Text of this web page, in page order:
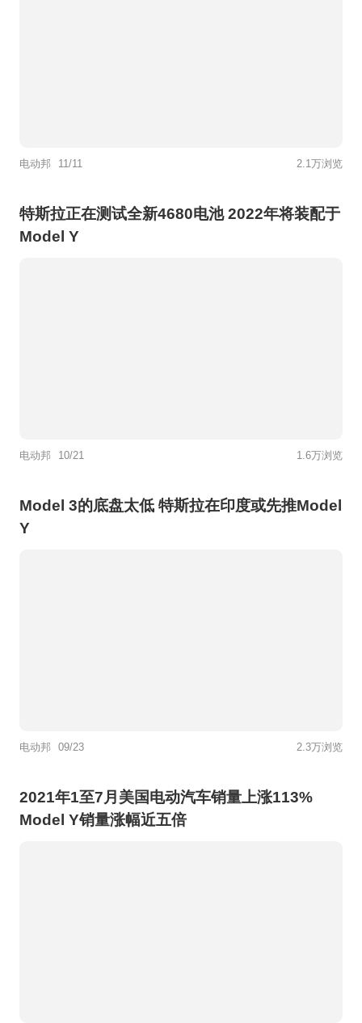
电动邦 11/11 2.1万浏览
特斯拉正在测试全新4680电池 2022年将装配于
Model Y
电动邦 10/21 1.6万浏览
Model 3的底盘太低 特斯拉在印度或先推Model
Y
电动邦 09/23 2.3万浏览
2021年1至7月美国电动汽车销量上涨113%
Model Y销量涨幅近五倍